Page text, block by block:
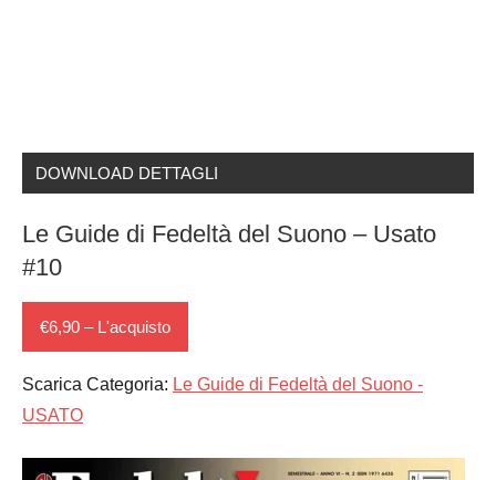
DOWNLOAD DETTAGLI
Le Guide di Fedeltà del Suono – Usato
#10
€6,90 – L'acquisto
Scarica Categoria: Le Guide di Fedeltà del Suono -
USATO